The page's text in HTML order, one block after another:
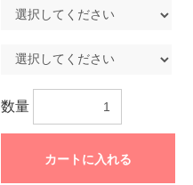
数量
カートに入れる